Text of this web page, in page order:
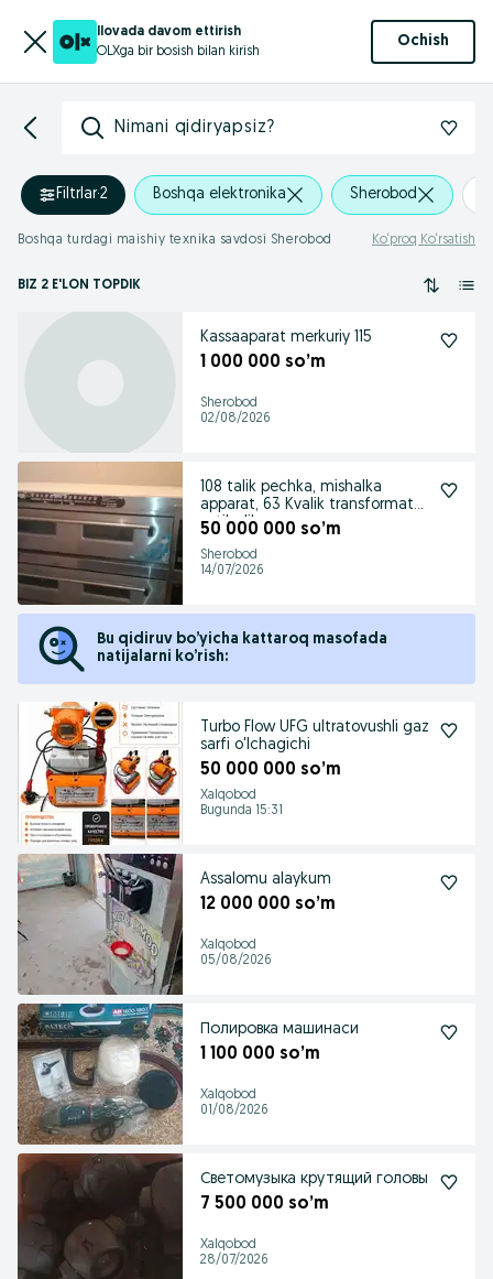
Ilovada davom ettirish
OLXga bir bosish bilan kirish
Ochish
Nimani qidiryapsiz?
Filtrlar·2 Boshqa elektronika Sherobod
Boshqa turdagi maishiy texnika savdosi Sherobod Ko‘proq Ko‘rsatish
BIZ 2 E'LON TOPDIK
Kassaaparat merkuriy 115
1 000 000 so’m
Sherobod
02/08/2026
108 talik pechka, mishalka
apparat, 63 Kvalik transformator
sotiladi!
50 000 000 so’m
Sherobod
14/07/2026
Bu qidiruv bo’yicha kattaroq masofada
natijalarni ko’rish:
Turbo Flow UFG ultratovushli gaz
sarfi o'lchagichi
50 000 000 so’m
Xalqobod
Bugunda 15:31
Assalomu alaykum
12 000 000 so’m
Xalqobod
05/08/2026
Полировка машинаси
1 100 000 so’m
Xalqobod
01/08/2026
Светомузыка крутящий головы
7 500 000 so’m
Xalqobod
28/07/2026